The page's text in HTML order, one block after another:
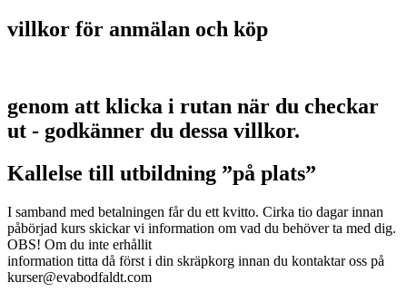
villkor för anmälan och köp
genom att klicka i rutan när du checkar
ut - godkänner du dessa villkor.
Kallelse till utbildning ”på plats”
I samband med betalningen får du ett kvitto. Cirka tio dagar innan
påbörjad kurs skickar vi information om vad du behöver ta med dig.
OBS! Om du inte erhållit
information titta då först i din skräpkorg innan du kontaktar oss på
kurser@evabodfaldt.com